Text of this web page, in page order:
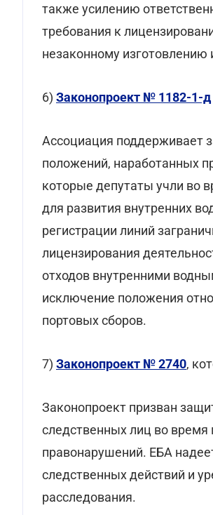
также усилению
требования к
незаконному
6) Законопроект № 1182-1-д
Ассоциация поддерживает
положений, наработанных
которые депутаты учли во
для развития внутренних
регистрации линий
лицензирования
отходов внутренними
исключение положения
портовых сборов.
7) Законопроект № 2740,
Законопроект призван
следственных лиц во время
правонарушений. ЕБА
следственных действий и
расследования.